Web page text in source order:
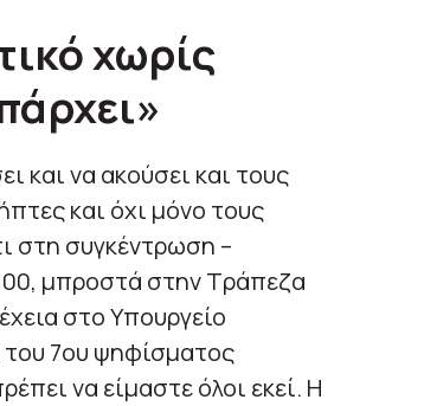
χωρίς
και να ακούσει και τους
και όχι μόνο τους
στη συγκέντρωση –
μπροστά στην Τράπεζα
στο Υπουργείο
του 7ου ψηφίσματος
να είμαστε όλοι εκεί. Η